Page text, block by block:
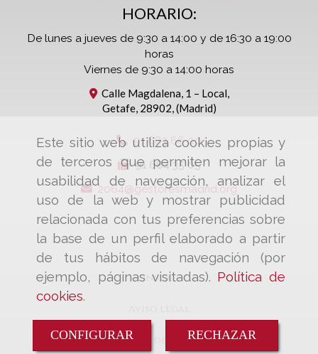
Este sitio web utiliza cookies propias y
de terceros que permiten mejorar la
usabilidad de navegación, analizar el
uso de la web y mostrar publicidad
relacionada con tus preferencias sobre
la base de un perfil elaborado a partir
de tus hábitos de navegación (por
ejemplo, páginas visitadas). Política de
cookies.
CONFIGURAR RECHAZAR
HORARIO:
De lunes a jueves de 9:30 a 14:00 y de 16:30 a 19:00
horas
Viernes de 9:30 a 14:00 horas
Calle Magdalena, 1 – Local,
Getafe, 28902,(Madrid)
91 683 66 00
91 684 35 05
2064
gestoresmadrid.org
Inicio
Política de cookies